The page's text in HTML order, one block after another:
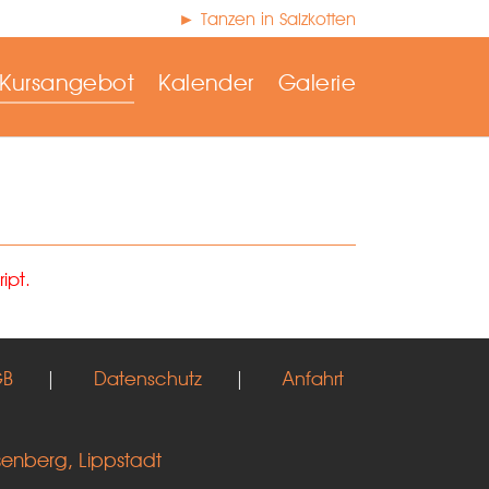
► Tanzen in Salzkotten
Kursangebot Kalender Galerie
| Datenschutz | Anfahrt
Lippstadt